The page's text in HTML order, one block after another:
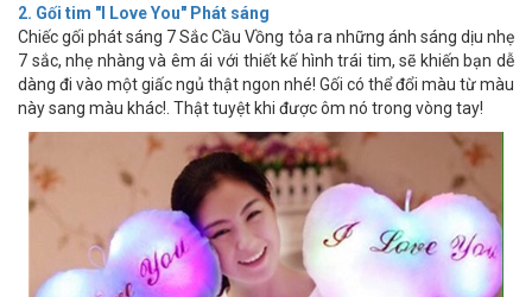
2. Gối tim "I Love You" Phát sáng
Chiếc gối phát sáng 7 Sắc Cầu Vồng tỏa ra những ánh sáng dịu nhẹ
7 sắc, nhẹ nhàng và êm ái với thiết kế hình trái tim, sẽ khiến bạn dễ
dàng đi vào một giấc ngủ thật ngon nhé! Gối có thể đổi màu từ màu
này sang màu khác!. Thật tuyệt khi được ôm nó trong vòng tay!